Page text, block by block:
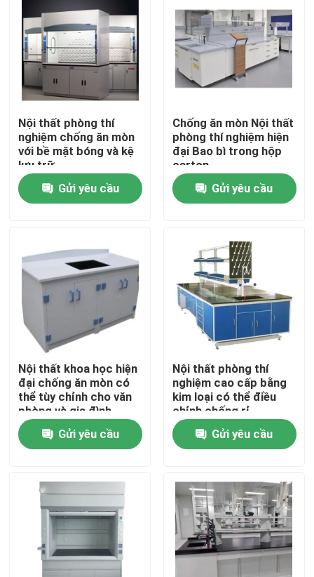
Nhà
Về chúng tôi
Tham quan nhà máy
Kiểm soát chất lượng
Liên hệ chúng tôi
Các trường hợp
Nội thất phòng thí nghiệm hiện đại
Nội thất phòng thí nghiệm trường học
Phòng thí nghiệm đảo băng ghế dự bị
Nội thất phòng thí
nghiệm chống ăn mòn
với bề mặt bóng và kệ
lưu trữ
Gửi yêu cầu
Chống ăn mòn Nội thất
phòng thí nghiệm hiện
đại Bao bì trong hộp
carton
Gửi yêu cầu
Nội thất khoa học hiện
đại chống ăn mòn có
thể tùy chỉnh cho văn
phòng và gia đình
Gửi yêu cầu
Nội thất phòng thí
nghiệm cao cấp bằng
kim loại có thể điều
chỉnh chống rỉ
Gửi yêu cầu